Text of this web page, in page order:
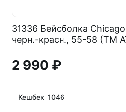
31336 Бейсболка
черн.-красн., 55-58 (ТМ
2 990 ₽
Кешбек 1046